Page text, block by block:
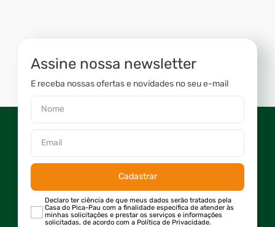
Assine nossa newsletter
E receba nossas ofertas e novidades no seu e-mail
Cadastrar
Declaro ter ciência de que meus dados serão tratados pela
Casa do Pica-Pau com a finalidade específica de atender às
minhas solicitações e prestar os serviços e informações
solicitadas, de acordo com a Política de Privacidade.